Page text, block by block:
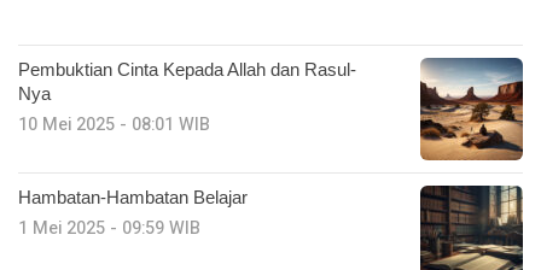
Pembuktian Cinta Kepada Allah dan Rasul-
Nya
10 Mei 2025 - 08:01 WIB
Hambatan-Hambatan Belajar
1 Mei 2025 - 09:59 WIB